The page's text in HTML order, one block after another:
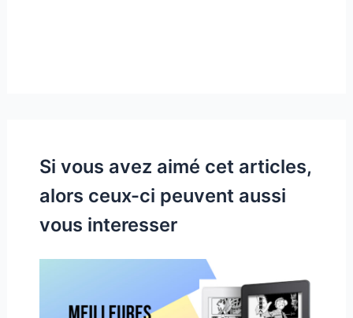
Si vous avez aimé cet articles,
alors ceux-ci peuvent aussi
vous interesser